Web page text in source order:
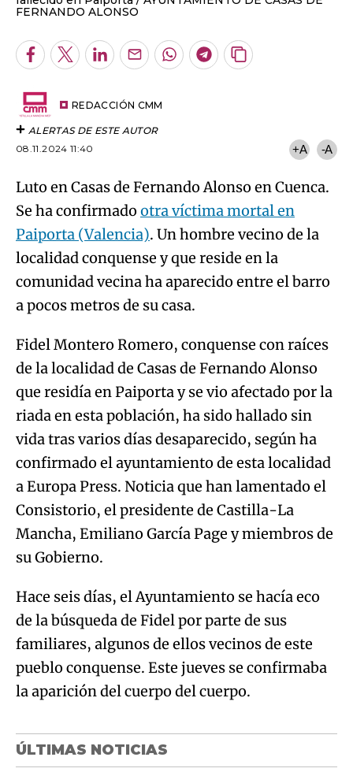
FERNANDO ALONSO
Facebook
TwitterLinkedInEnviarWhatsapp
Telegram
Copiar
REDACCIÓN CMM
ALERTAS DE ESTE AUTOR
08.11.2024 11:40
+A -A
Luto en Casas de Fernando Alonso en Cuenca.
Se ha confirmado otra víctima mortal en
Paiporta (Valencia). Un hombre vecino de la
localidad conquense y que reside en la
comunidad vecina ha aparecido entre el barro
a pocos metros de su casa.
Fidel Montero Romero, conquense con raíces
de la localidad de Casas de Fernando Alonso
que residía en Paiporta y se vio afectado por la
riada en esta población, ha sido hallado sin
vida tras varios días desaparecido, según ha
confirmado el ayuntamiento de esta localidad
a Europa Press. Noticia que han lamentado el
Consistorio, el presidente de Castilla-La
Mancha, Emiliano García Page y miembros de
su Gobierno.
Hace seis días, el Ayuntamiento se hacía eco
de la búsqueda de Fidel por parte de sus
familiares, algunos de ellos vecinos de este
pueblo conquense. Este jueves se confirmaba
la aparición del cuerpo del cuerpo.
ÚLTIMAS NOTICIAS